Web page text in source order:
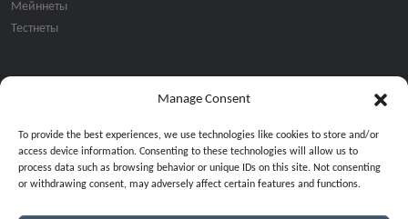
Manage Consent
To provide the best experiences, we use technologies like cookies to store and/or
access device information. Consenting to these technologies will allow us to
process data such as browsing behavior or unique IDs on this site. Not consenting
or withdrawing consent, may adversely affect certain features and functions.
Мейннеты
Тестнеты
Подписка на email рассылку: